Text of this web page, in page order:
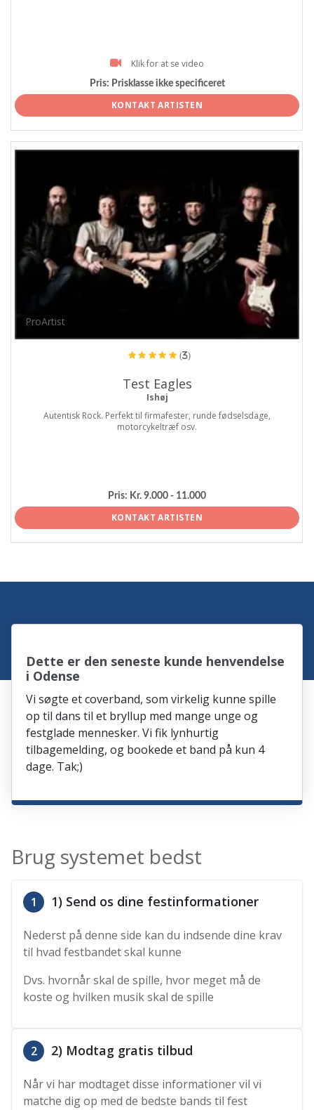
Klik for at se video
Pris: Prisklasse ikke specificeret
KONTAKT ARTISTEN
ProArtist
(3)
Test Eagles
Ishøj
Autentisk Rock. Perfekt til firmafester, runde fødselsdage,
motorcykeltræf osv.
Pris: Kr. 9.000 - 11.000
KONTAKT ARTISTEN
Dette er den seneste kunde henvendelse
i Odense
Vi søgte et coverband, som virkelig kunne spille
op til dans til et bryllup med mange unge og
festglade mennesker. Vi fik lynhurtig
tilbagemelding, og bookede et band på kun 4
dage. Tak;)
Brug systemet bedst
1 1) Send os dine festinformationer
Nederst på denne side kan du indsende dine krav
til hvad festbandet skal kunne
Dvs. hvornår skal de spille, hvor meget må de
koste og hvilken musik skal de spille
2 2) Modtag gratis tilbud
Når vi har modtaget disse informationer vil vi
matche dig op med de bedste bands til fest